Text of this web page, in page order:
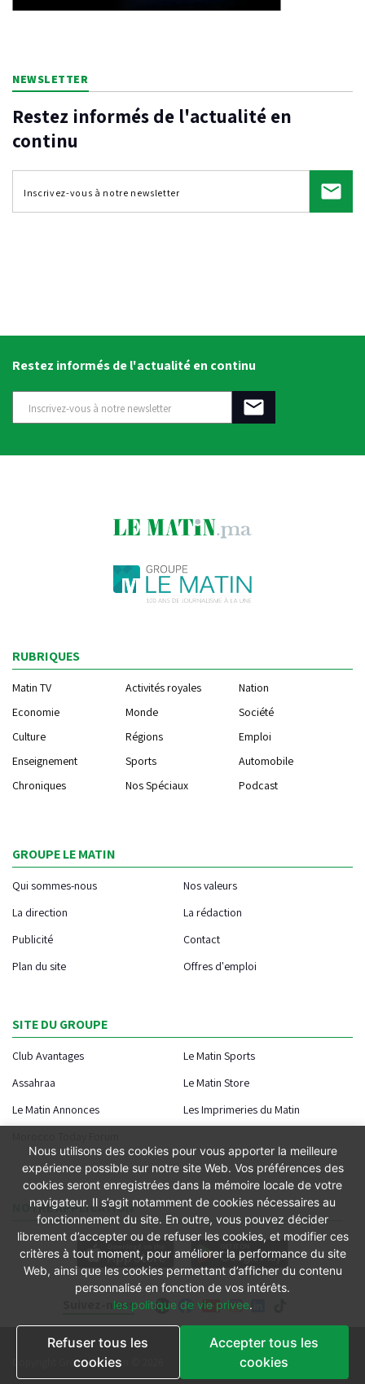
NEWSLETTER
Restez informés de l'actualité en
continu
Restez informés de l'actualité en continu
Suivez-nous
RUBRIQUES
Matin TV Activités royales
Nation
Economie
Monde
Société
Culture
Régions
Emploi
Enseignement
Sports
Automobile
Chroniques
Nos Spéciaux Podcast
GROUPE LE MATIN
Qui sommes-nous
Nos valeurs
La direction
La rédaction
Publicité
Contact
Plan du site
Offres d'emploi
SITE DU GROUPE
Club Avantages
Le Matin Sports
Assahraa
Le Matin Store
Le Matin Annonces
Les Imprimeries du Matin
NOTRE APPLICATION
Copyright Groupe le Matin © 2026
Conditions générales
Conditions de vente
Nous utilisons des cookies pour vous apporter la meilleure
expérience possible sur notre site Web. Vos préférences des
cookies seront enregistrées dans la mémoire locale de votre
navigateur. Il s’agit notamment de cookies nécessaires au
fonctionnement du site. En outre, vous pouvez décider
librement d’accepter ou de refuser les cookies, et modifier ces
critères à tout moment, pour améliorer la performance du site
Web, ainsi que les cookies permettant d’afficher du contenu
personnalisé en fonction de vos intérêts.
les politique de vie privee.
Refuser tous les
cookies
Accepter tous les
cookies